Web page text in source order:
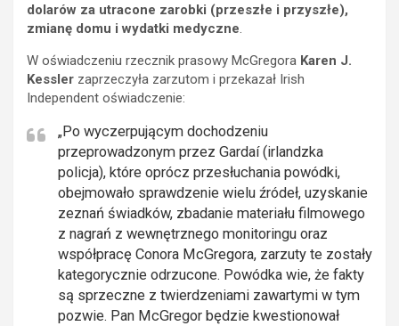
dolarów za utracone zarobki (przeszłe i przyszłe),
zmianę domu i wydatki medyczne.
W oświadczeniu rzecznik prasowy McGregora Karen J.
Kessler zaprzeczyła zarzutom i przekazał Irish
Independent oświadczenie:
„Po wyczerpującym dochodzeniu
przeprowadzonym przez Gardaí (irlandzka
policja), które oprócz przesłuchania powódki,
obejmowało sprawdzenie wielu źródeł, uzyskanie
zeznań świadków, zbadanie materiału filmowego
z nagrań z wewnętrznego monitoringu oraz
współpracę Conora McGregora, zarzuty te zostały
kategorycznie odrzucone. Powódka wie, że fakty
są sprzeczne z twierdzeniami zawartymi w tym
pozwie. Pan McGregor będzie kwestionował